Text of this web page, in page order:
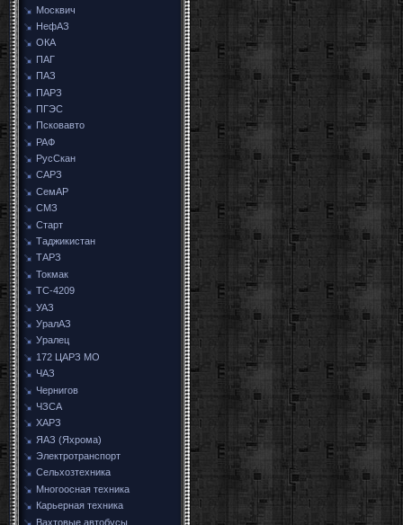
Москвич
НефАЗ
ОКА
ПАГ
ПАЗ
ПАРЗ
ПГЭС
Псковавто
РАФ
РусСкан
САРЗ
СемАР
СМЗ
Старт
Таджикистан
ТАРЗ
Токмак
ТС-4209
УАЗ
УралАЗ
Уралец
172 ЦАРЗ МО
ЧАЗ
Чернигов
ЧЗСА
ХАРЗ
ЯАЗ (Яхрома)
Электротранспорт
Сельхозтехника
Многоосная техника
Карьерная техника
Вахтовые автобусы